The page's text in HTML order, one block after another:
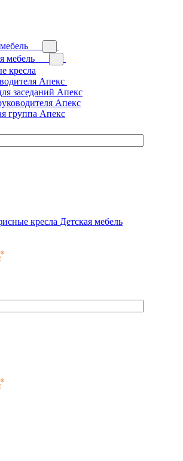
мебель
кресла
Апекс
заседаний Апекс
Апекс
группа Апекс
кресла Детская мебель